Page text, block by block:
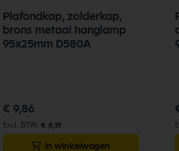
Plafondkap, zolderkap,
brons metaal hanglamp
95x25mm D580A
€ 9,86
€ 8,15
In winkelwagen